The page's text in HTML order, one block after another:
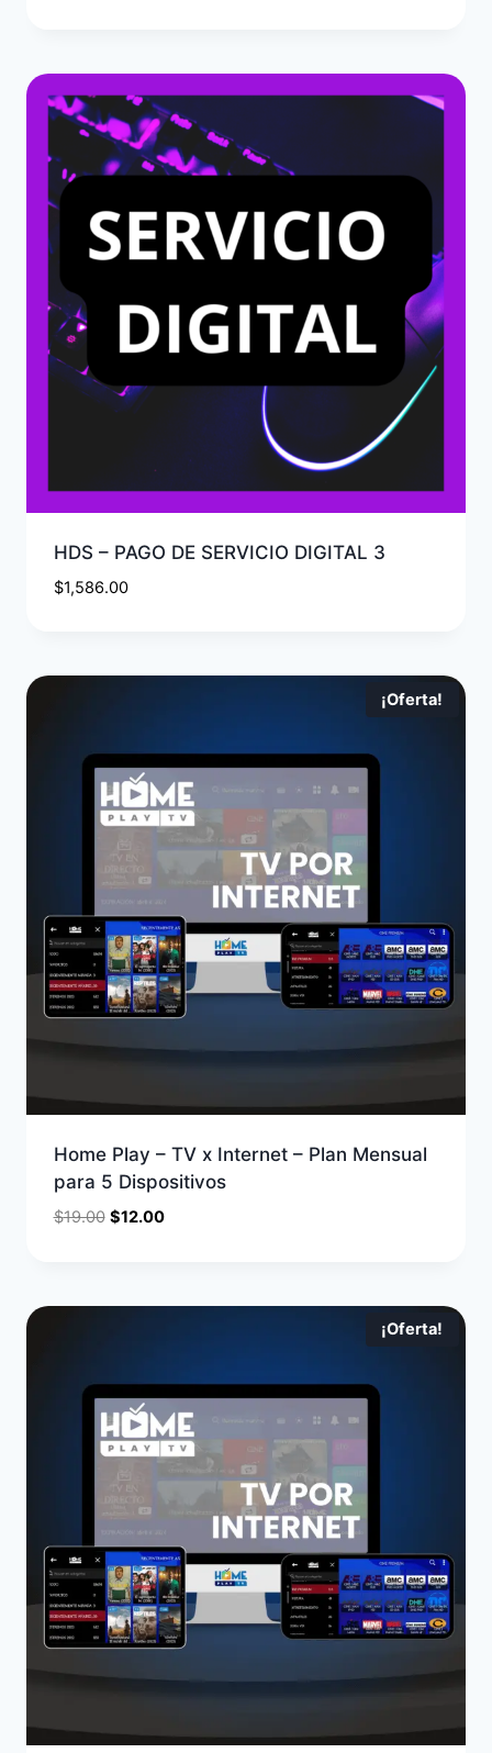
HDS – PAGO DE SERVICIO DIGITAL 3
$1,586.00
¡Oferta!
Home Play – TV x Internet – Plan Mensual
para 5 Dispositivos
$19.00 $12.00
¡Oferta!